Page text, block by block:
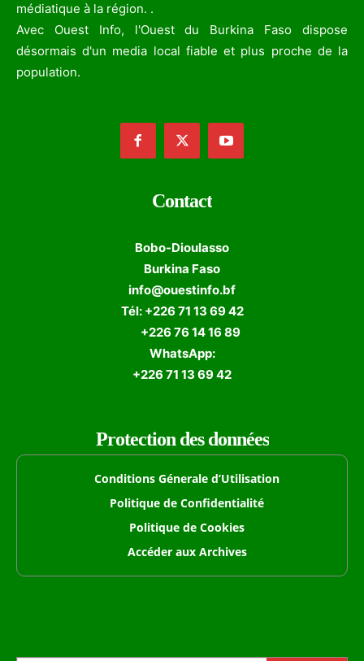
médiatique à la région. .
Avec Ouest Info, l'Ouest du Burkina Faso dispose
désormais d'un media local fiable et plus proche de la
population.
Contact
Bobo-Dioulasso
Burkina Faso
info@ouestinfo.bf
Tél: +226 71 13 69 42
+226 76 14 16 89
WhatsApp:
+226 71 13 69 42
Protection des données
Conditions Génerale d’Utilisation
Politique de Confidentialité
Politique de Cookies
Accéder aux Archives